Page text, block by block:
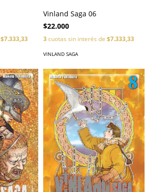
$7.333,33
Vinland Saga 06
$22.000
3cuotas sin interés de $7.333,33
VINLAND SAGA